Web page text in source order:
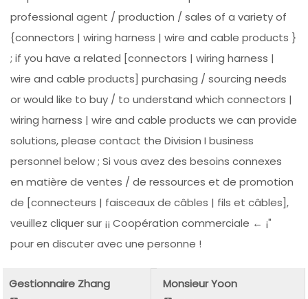
professional agent / production / sales of a variety of
{connectors | wiring harness | wire and cable products }
; if you have a related [connectors | wiring harness |
wire and cable products] purchasing / sourcing needs
or would like to buy / to understand which connectors |
wiring harness | wire and cable products we can provide
solutions, please contact the Division I business
personnel below ; Si vous avez des besoins connexes
en matière de ventes / de ressources et de promotion
de [connecteurs | faisceaux de câbles | fils et câbles],
veuillez cliquer sur ¡¡ Coopération commerciale ← ¡"
pour en discuter avec une personne !
Gestionnaire Zhang
Monsieur Yoon